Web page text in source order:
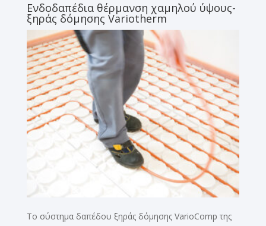
Ενδοδαπέδια θέρμανση χαμηλού ύψους-
ξηράς δόμησης Variotherm
Το σύστημα δαπέδου ξηράς δόμησης VarioComp της